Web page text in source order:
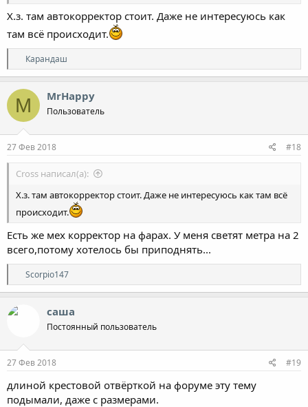
Х.з. там автокорректор стоит. Даже не интересуюсь как
там всё происходит.
Р
е
а
к
ц
и
и
:
Карандаш
M MrHappy
Пользователь
27 Фев 2018 #18
Cross написал(а):
Х.з. там автокорректор стоит. Даже не интересуюсь как там всё
происходит.
Есть же мех корректор на фарах. У меня светят метра на 2
всего,потому хотелось бы приподнять...
Р
е
а
:
Scorpio147
саша
Постоянный пользователь
27 Фев 2018 #19
длиной крестовой отвёрткой на форуме эту тему
подымали, даже с размерами.